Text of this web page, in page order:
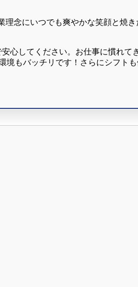
念にいつでも爽やかな笑顔と焼
安心してください。お仕事に慣れて
境もバッチリです！さらにシフト